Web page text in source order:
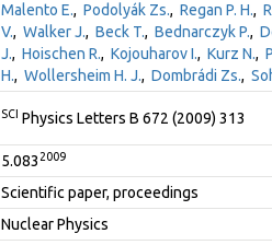
Malento E., Podolyák Zs., Regan P. H.,
V., Walker J., Beck T., Bednarczyk P.,
J., Hoischen R., Kojouharov I., Kurz N.,
H., Wollersheim H. J., Dombrádi Zs.,
SCI Physics Letters B 672 (2009) 313
5.083 2009
Scientific paper, proceedings
Nuclear Physics